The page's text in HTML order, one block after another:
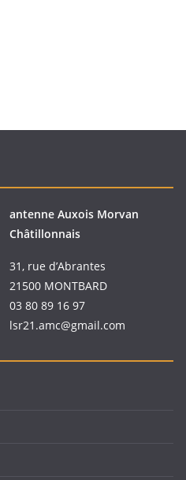
antenne Auxois Morvan
Châtillonnais
31, rue d’Abrantes
21500 MONTBARD
03 80 89 16 97
lsr21.amc@gmail.com